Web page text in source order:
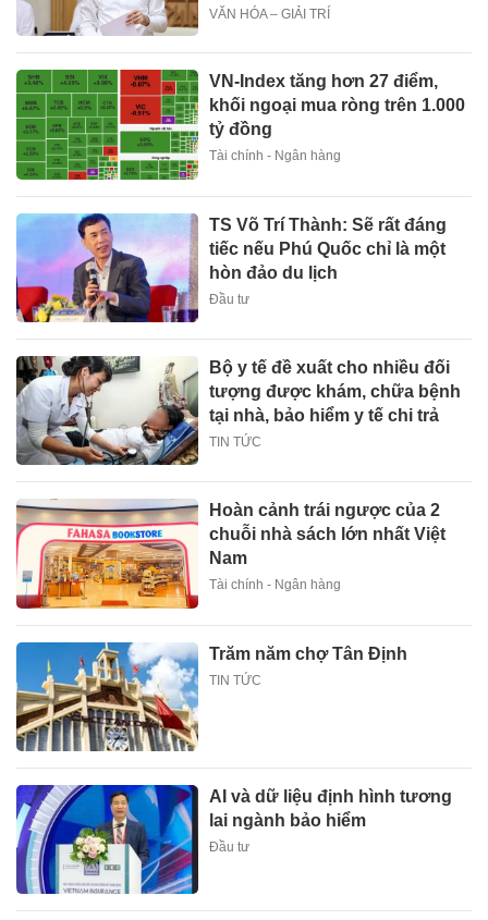
VĂN HÓA – GIẢI TRÍ
VN-Index tăng hơn 27 điểm,
khối ngoại mua ròng trên 1.000
tỷ đồng
Tài chính - Ngân hàng
TS Võ Trí Thành: Sẽ rất đáng
tiếc nếu Phú Quốc chỉ là một
hòn đảo du lịch
Đầu tư
Bộ y tế đề xuất cho nhiều đối
tượng được khám, chữa bệnh
tại nhà, bảo hiểm y tế chi trả
TIN TỨC
Hoàn cảnh trái ngược của 2
chuỗi nhà sách lớn nhất Việt
Nam
Tài chính - Ngân hàng
Trăm năm chợ Tân Định
TIN TỨC
AI và dữ liệu định hình tương
lai ngành bảo hiểm
Đầu tư